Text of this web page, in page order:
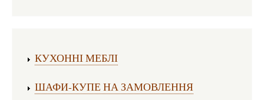
КУХОННІ МЕБЛІ
ШАФИ-КУПЕ НА ЗАМОВЛЕННЯ